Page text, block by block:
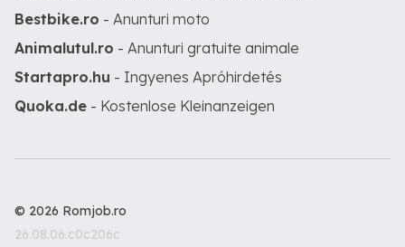
Bestbike.ro - Anunturi moto
Animalutul.ro - Anunturi gratuite animale
Startapro.hu - Ingyenes Apróhirdetés
Quoka.de - Kostenlose Kleinanzeigen
© 2026 Romjob.ro
26.08.06.c0c206c